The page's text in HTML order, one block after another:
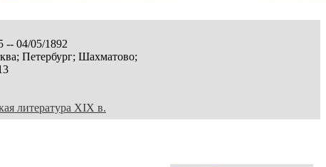
-- 04/05/1892
Петербург; Шахматово;
литература XIX в.